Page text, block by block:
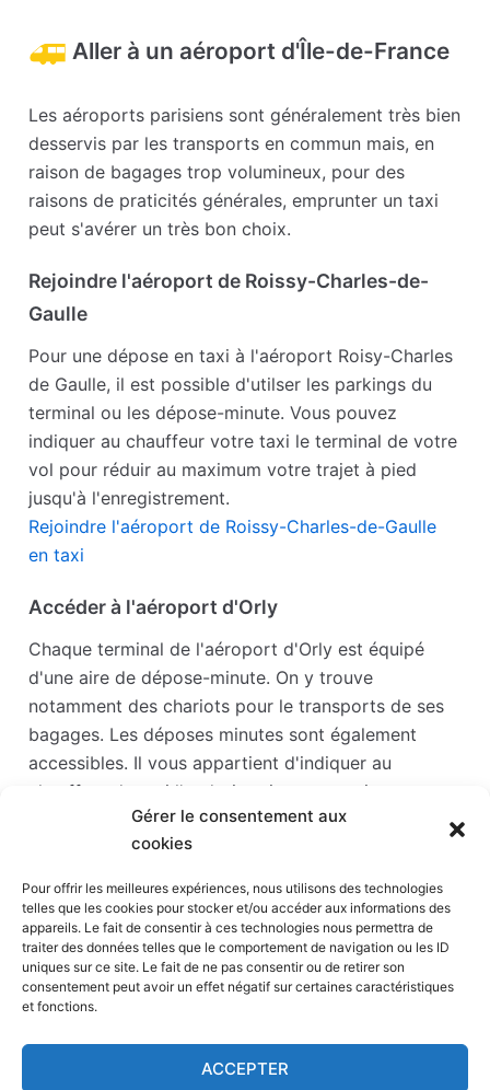
Gérer le consentement aux
cookies
Pour offrir les meilleures expériences, nous utilisons des technologies
telles que les cookies pour stocker et/ou accéder aux informations des
appareils. Le fait de consentir à ces technologies nous permettra de
traiter des données telles que le comportement de navigation ou les ID
uniques sur ce site. Le fait de ne pas consentir ou de retirer son
consentement peut avoir un effet négatif sur certaines caractéristiques
et fonctions.
ACCEPTER
Aller à un aéroport d'Île-de-France
Les aéroports parisiens sont généralement très bien
desservis par les transports en commun mais, en
raison de bagages trop volumineux, pour des
raisons de praticités générales, emprunter un taxi
peut s'avérer un très bon choix.
Rejoindre l'aéroport de Roissy-Charles-de-
Gaulle
Pour une dépose en taxi à l'aéroport Roisy-Charles
de Gaulle, il est possible d'utilser les parkings du
terminal ou les dépose-minute. Vous pouvez
indiquer au chauffeur votre taxi le terminal de votre
vol pour réduir au maximum votre trajet à pied
jusqu'à l'enregistrement.
Rejoindre l'aéroport de Roissy-Charles-de-Gaulle
en taxi
Accéder à l'aéroport d'Orly
Chaque terminal de l'aéroport d'Orly est équipé
d'une aire de dépose-minute. On y trouve
notamment des chariots pour le transports de ses
bagages. Les déposes minutes sont également
accessibles. Il vous appartient d'indiquer au
chauffeur de taxi l'endroit qui vous convient.
Accéder à l'aéroport d'Orly en taxi
Situé à une centaine de kilomètres du centre de
Paris, l'aéroport de Paris-Beauvais se trouve en fait
à 2 km de Beauvais, sur la commune de Tillé. Pour
se rendre à l'aéroport à partir du centre de Paris, le